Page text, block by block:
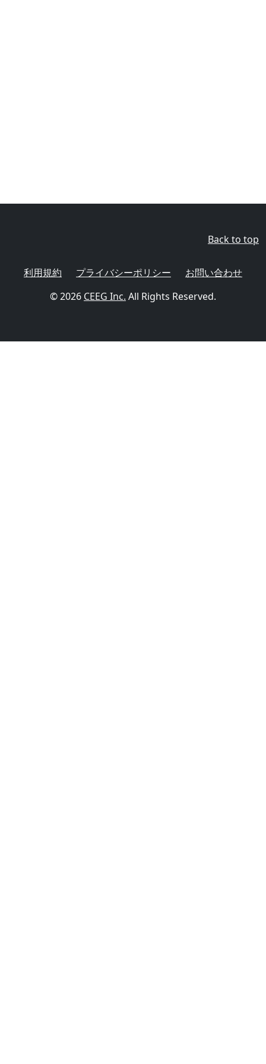
Back to top
利用規約 プライバシーポリシー
お問い合わせ
© 2026 CEEG Inc. All Rights Reserved.